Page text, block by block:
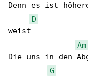
Denn es ist
D
weist
Am
Die uns in den
G